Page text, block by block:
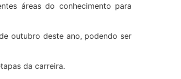
áreas do conhecimento para
outubro deste ano, podendo ser
da carreira.